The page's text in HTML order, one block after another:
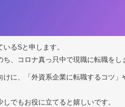
るSと申します。
、コロナ真っ只中で現職に転職をし
に、「外資系企業に転職するコツ
でもお役に立てると嬉しいです。